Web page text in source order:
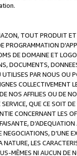
TOUT PRODUIT
PROGRAMMATION
DE DOMAINE ET
DOCUMENTS,
PAR NOUS OU
COLLECTIVEMENT
NOS AFFILIES OU DE
QUE CE SOIT
CONCERNANT LES
D’UNE
NATURE, LES
MÊMES NI AUCUN DE